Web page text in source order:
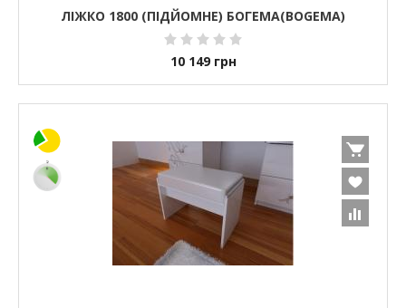
ЛІЖКО 1800 (ПІДЙОМНЕ) БОГЕМА(BOGEMA)
10 149 грн